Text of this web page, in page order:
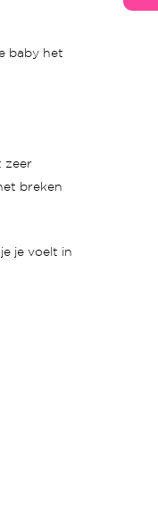
baby het
zeer
breken
je voelt in